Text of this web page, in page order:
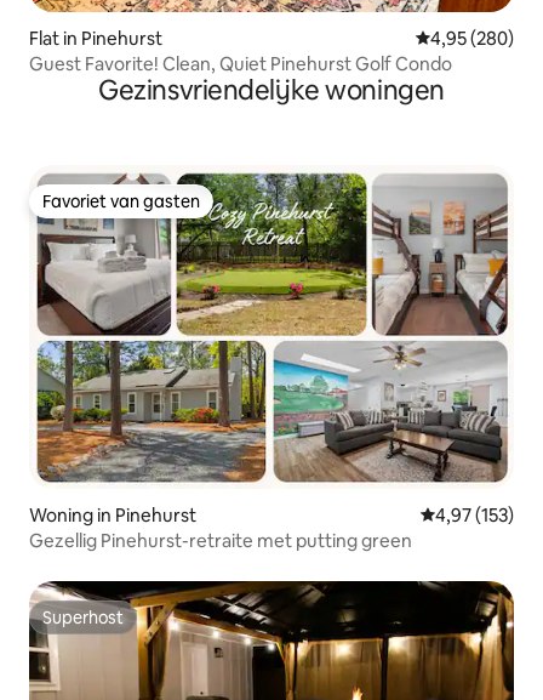
Flat in Pinehurst Gemiddelde
4,95 (280)
Guest Favorite! Clean, Quiet Pinehurst Golf Condo
Gezinsvriendelijke woningen
Favoriet van gasten
Favoriet van gasten
Woning in Pinehurst Gemiddelde
4,97 (153)
Gezellig Pinehurst-retraite met putting green
Superhost
Superhost